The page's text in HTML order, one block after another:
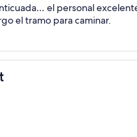
el personal
el tramo para caminar.